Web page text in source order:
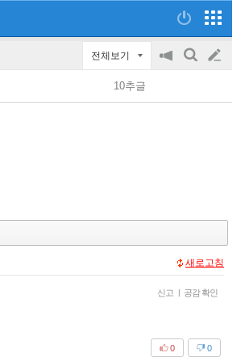
전체보기
공
on/off
검
글
쓰
10추글
새로고침
신고 | 공감 확인
0
0